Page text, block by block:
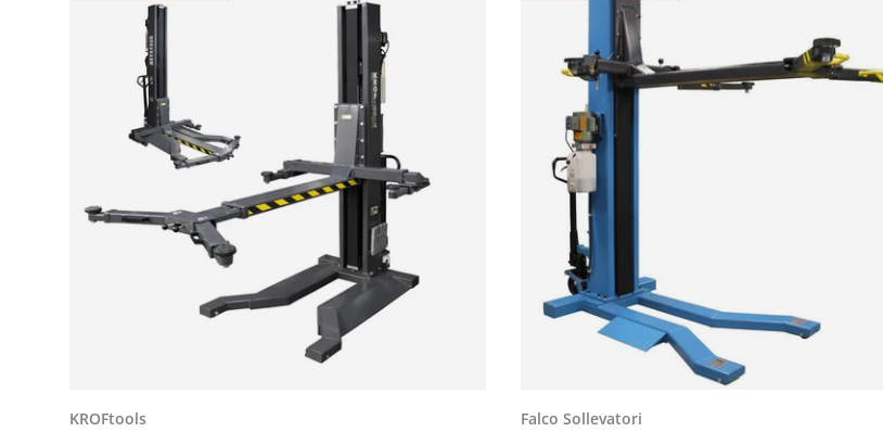
KROFtools Falco Sollevatori